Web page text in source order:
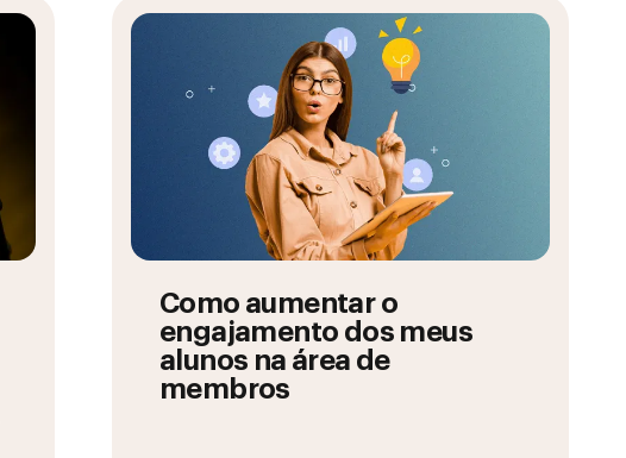
Como aumentar o
engajamento dos meus
alunos na área de
membros